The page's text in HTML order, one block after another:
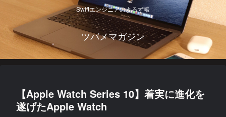
Swiftエンジニアのよろず帳
ツバメマガジン
【Apple Watch Series 10】着実に進化を
遂げたApple Watch